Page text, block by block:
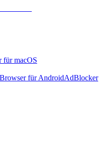
für macOS
für AndroidAdBlocker